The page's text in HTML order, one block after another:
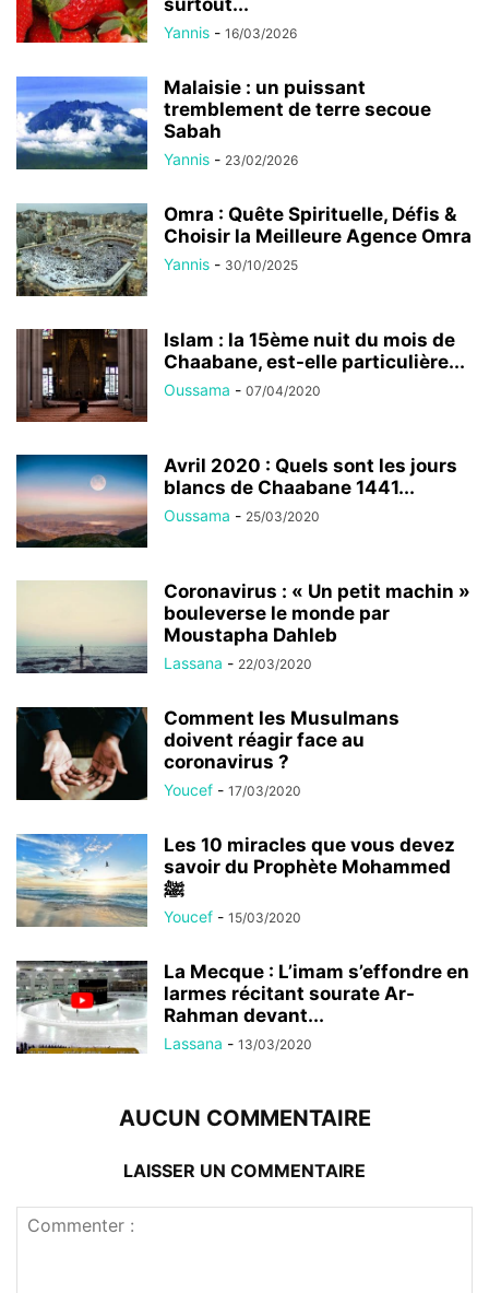
Yannis - 16/03/2026
Malaisie : un puissant
tremblement de terre secoue
Sabah
Yannis - 23/02/2026
Omra : Quête Spirituelle, Défis &
Choisir la Meilleure Agence Omra
Yannis - 30/10/2025
Islam : la 15ème nuit du mois de
Chaabane, est-elle particulière...
Oussama - 07/04/2020
Avril 2020 : Quels sont les jours
blancs de Chaabane 1441...
Oussama - 25/03/2020
Coronavirus : « Un petit machin »
bouleverse le monde par
Moustapha Dahleb
Lassana - 22/03/2020
Comment les Musulmans
doivent réagir face au
coronavirus ?
Youcef - 17/03/2020
Les 10 miracles que vous devez
savoir du Prophète Mohammed
ﷺ
Youcef - 15/03/2020
La Mecque : L’imam s’effondre en
larmes récitant sourate Ar-
Rahman devant...
Lassana - 13/03/2020
AUCUN COMMENTAIRE
LAISSER UN COMMENTAIRE